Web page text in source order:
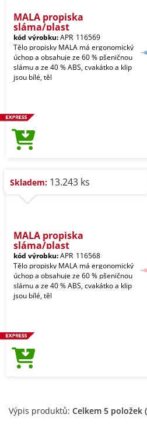
MALA propiska
sláma/plast
kód výrobku:APR_116569
Tělo propisky MALA má ergonomický
úchop a obsahuje ze 60 % pšeničnou
slámu a ze 40 % ABS, cvakátko a klip
jsou bílé, těl
Skladem: 13.243 ks
MALA propiska
sláma/plast
kód výrobku:APR_116568
Tělo propisky MALA má ergonomický
úchop a obsahuje ze 60 % pšeničnou
slámu a ze 40 % ABS, cvakátko a klip
jsou bílé, těl
Výpis produktů: Celkem 5 položek